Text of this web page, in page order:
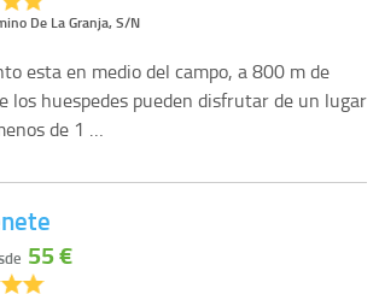
De La Granja, S/N
esta en medio del campo, a 800 m de
los huespedes pueden disfrutar de un lugar
de 1 …
55 €